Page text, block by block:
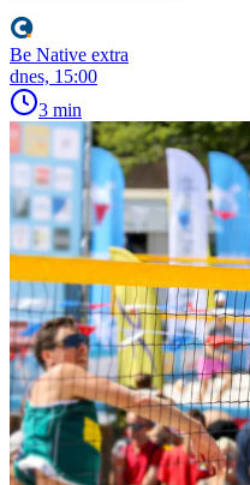
Be Native extra
dnes, 15:00
3 min